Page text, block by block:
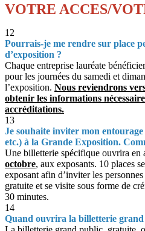
VOTRE ACCES/
12
Pourrais-je me rendre sur place
d’exposition ?
Chaque entreprise lauréate
pour les journées du samedi et
l’exposition. Nous reviendrons
obtenir les informations
accréditations.
13
Je souhaite inviter mon
etc.) à la Grande Exposition.
Une billetterie spécifique ouvrira en
octobre, aux exposants. 10 places
exposant afin d’inviter les
gratuite et se visite sous forme de
30 minutes.
14
Quand ouvrira la billetterie